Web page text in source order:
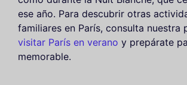
ese año. Para descubrir otras
familiares en París, consulta nuestra
visitar París en verano y prepárate
memorable.